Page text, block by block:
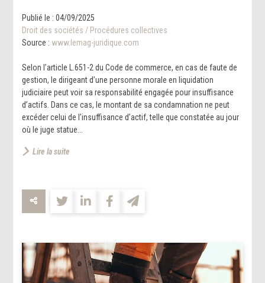
Publié le :04/09/2025
Droit des sociétés / Procédures collectives
Source : www.lemag-juridique.com
Selon l’article L.651-2 du Code de commerce, en cas de faute de
gestion, le dirigeant d’une personne morale en liquidation
judiciaire peut voir sa responsabilité engagée pour insuffisance
d’actifs. Dans ce cas, le montant de sa condamnation ne peut
excéder celui de l’insuffisance d’actif, telle que constatée au jour
où le juge statue...
Lire la suite